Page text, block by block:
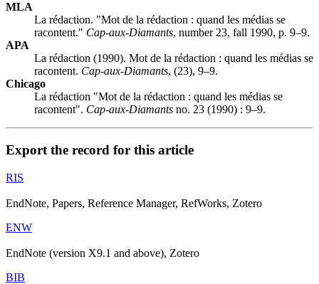
MLA
La rédaction. "Mot de la rédaction : quand les médias se
racontent." Cap-aux-Diamants, number 23, fall 1990, p. 9–9.
APA
La rédaction (1990). Mot de la rédaction : quand les médias se
racontent. Cap-aux-Diamants, (23), 9–9.
Chicago
La rédaction "Mot de la rédaction : quand les médias se
racontent". Cap-aux-Diamants no. 23 (1990) : 9–9.
Export the record for this article
RIS
EndNote, Papers, Reference Manager, RefWorks, Zotero
ENW
EndNote (version X9.1 and above), Zotero
BIB